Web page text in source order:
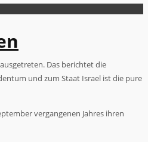
Das berichtet die
und zum Staat Israel ist die pure
vergangenen Jahres ihren